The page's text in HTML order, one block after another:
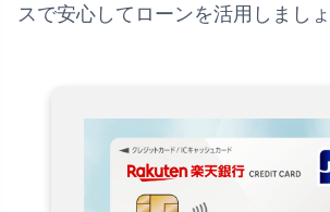
スで安心してローンを活用しましょ